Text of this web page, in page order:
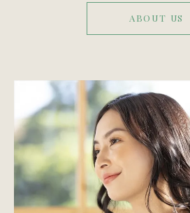
ABOUT US